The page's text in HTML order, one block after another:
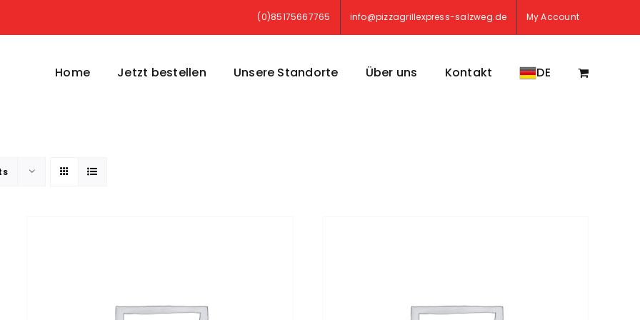
(0)85175667765 info@pizzagrillexpress-salzweg.de My Account
Home Jetzt bestellen Unsere Standorte Über uns Kontakt DE